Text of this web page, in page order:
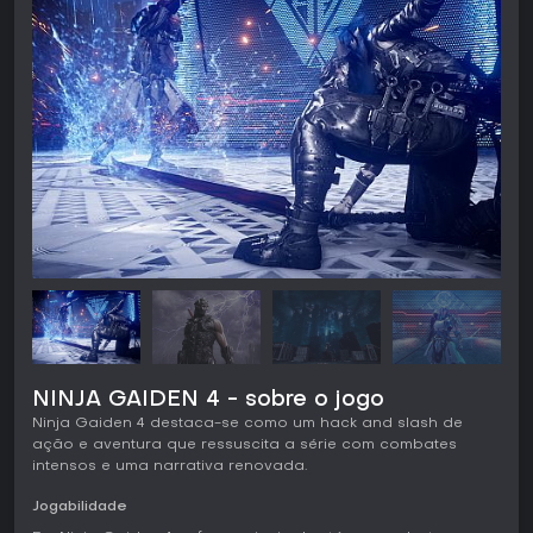
NINJA GAIDEN 4 - sobre o jogo
Ninja Gaiden 4 destaca-se como um hack and slash de
ação e aventura que ressuscita a série com combates
intensos e uma narrativa renovada.
Jogabilidade